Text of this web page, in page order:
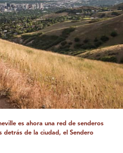
es ahora una red de senderos
detrás de la ciudad, el Sendero